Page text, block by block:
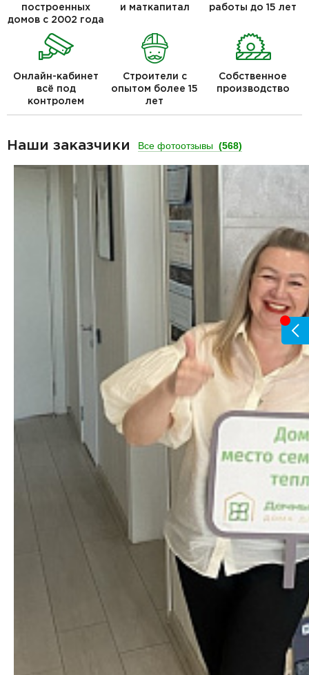
построенных
домов с 2002 года
и маткапитал
работы до 15 лет
Онлайн-кабинет
всё под
контролем
Строители с
опытом более 15
лет
Собственное
производство
Наши заказчики Все фотоотзывы (568)